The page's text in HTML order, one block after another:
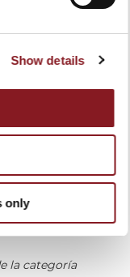
Show details
only
la categoría